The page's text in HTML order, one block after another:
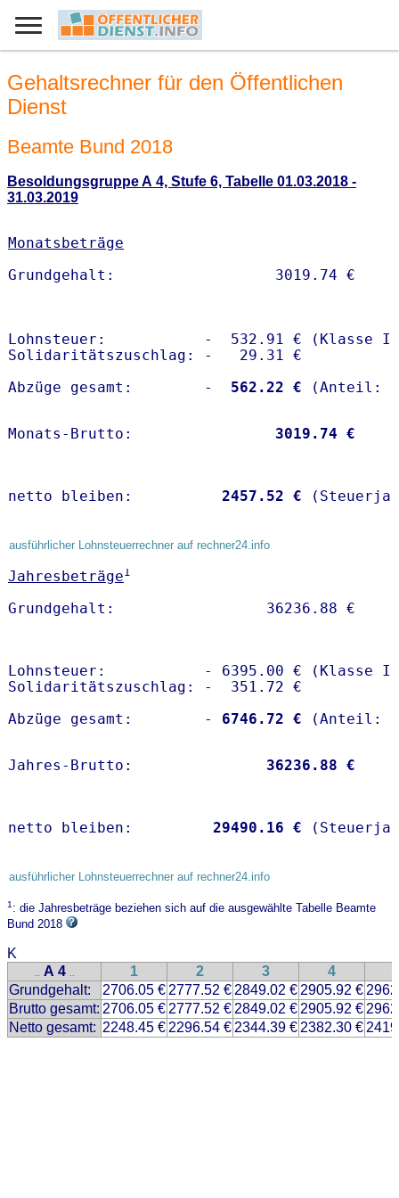
Gehaltsrechner für den Öffentlichen
Dienst
Beamte Bund 2018
Besoldungsgruppe A 4, Stufe 6, Tabelle 01.03.2018 -
31.03.2019
Monatsbeträge
Lohnsteuer:           -  532.91 € (Klasse I)
Solidaritätszuschlag: -   29.31 €
Abzüge gesamt:        -
  562.22 €
Monats-Brutto: 3019.74 €
netto bleiben: 2457.52 €
ausführlicher Lohnsteuerrechner auf rechner24.info
Jahresbeträge1
Lohnsteuer:           - 6395.00 € (Klasse I)
Solidaritätszuschlag: -  351.72 €
Abzüge gesamt:        -
6746.72 €
Jahres-Brutto: 36236.88 €
netto bleiben: 29490.16 €
ausführlicher Lohnsteuerrechner auf rechner24.info
1: die Jahresbeträge beziehen sich auf die ausgewählte Tabelle Beamte
Bund 2018
K
.. A 4 .. 1 2 3 4
Grundgehalt:
2706.05 € 2777.52 € 2849.02 € 2905.92 €
Brutto gesamt: 2706.05 € 2777.52 € 2849.02 € 2905.92 €
Netto gesamt: 2248.45 € 2296.54 € 2344.39 € 2382.30 €